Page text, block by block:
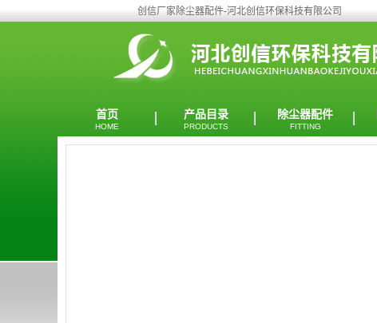
创信厂家除尘器配件-河北创信环保科技有限公司
首页
HOME
产品目录
PRODUCTS
除尘器配件
FITTING